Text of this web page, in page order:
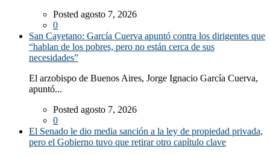
Posted agosto 7, 2026
0
San Cayetano: García Cuerva apuntó contra los dirigentes que
“hablan de los pobres, pero no están cerca de sus
necesidades”
El arzobispo de Buenos Aires, Jorge Ignacio García Cuerva,
apuntó...
Posted agosto 7, 2026
0
El Senado le dio media sanción a la ley de propiedad privada,
pero el Gobierno tuvo que retirar otro capítulo clave